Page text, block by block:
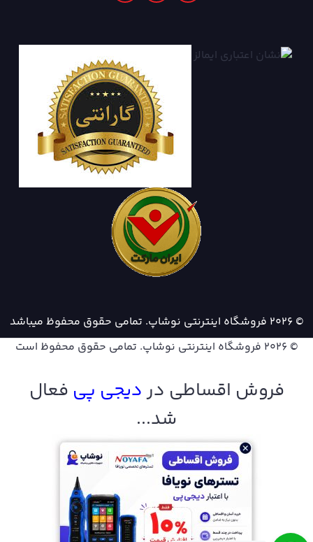
© 2026 فروشگاه اینترنتی نوشاپ. تمامی حقوق محفوظ میباشد
© 2026
فروشگاه اینترنتی نوشاپ. تمامی حقوق محفوظ است
فروش اقساطی دردیجی پی فعال
شد...